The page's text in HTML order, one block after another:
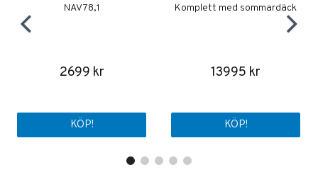
NAV 78,1
2699 kr
KÖP!
Komplett med sommardäck
13995 kr
KÖP!